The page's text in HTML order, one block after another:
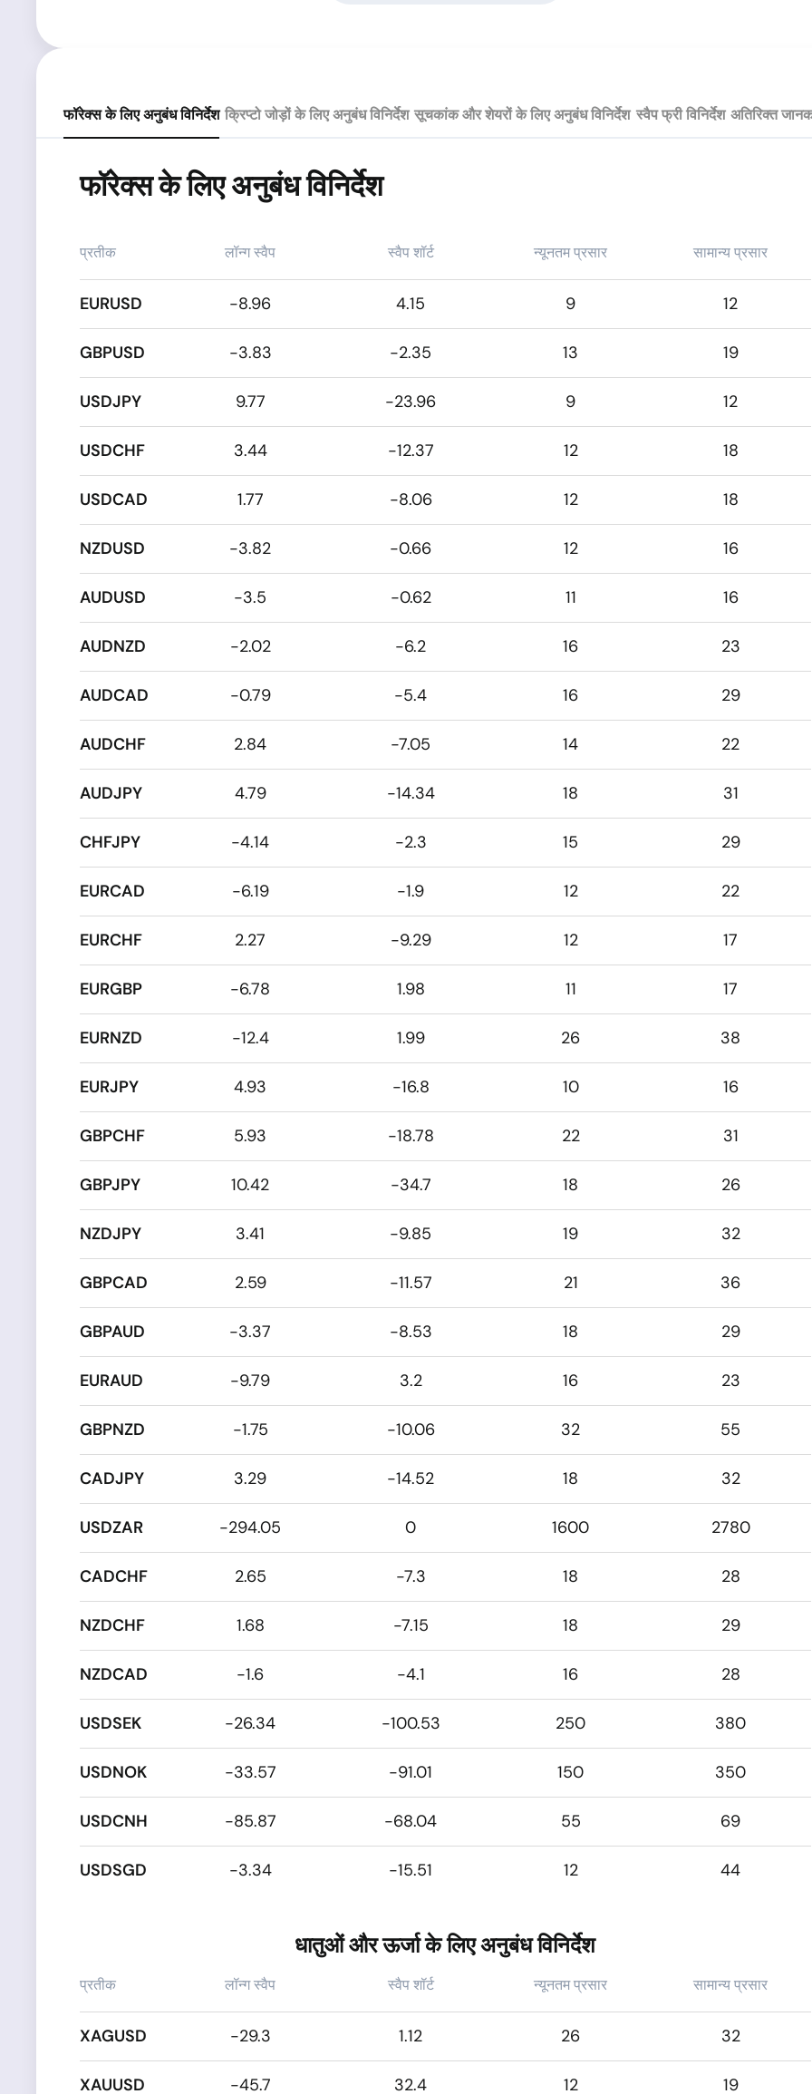
फॉरेक्स के लिए अनुबंध विनिर्देश क्रिप्टो जोड़ों के लिए अनुबंध विनिर्देश सूचकांक और शेयरों के लिए अनुबंध विनिर्देश स्वैप फ्री विनिर्देश अतिरिक्त
फॉरेक्स के लिए अनुबंध विनिर्देश
प्रतीक लॉन्ग स्वैप स्वैप शॉर्ट न्यूनतम प्रसार सामान्य प्रसार
EURUSD
GBPUSD
USDJPY
USDCHF
USDCAD
NZDUSD
AUDUSD
AUDNZD
AUDCAD
AUDCHF
AUDJPY
CHFJPY
EURCAD
EURCHF
EURGBP
EURNZD
EURJPY
GBPCHF
GBPJPY
NZDJPY
GBPCAD
GBPAUD
EURAUD
GBPNZD
CADJPY
USDZAR
CADCHF
NZDCHF
NZDCAD
USDSEK
USDNOK
USDCNH
USDSGD
-8.96 4.15 9 12
-3.83 -2.35 13 19
9.77 -23.96 9 12
3.44 -12.37 12 18
1.77 -8.06 12 18
-3.82 -0.66 12 16
-3.5 -0.62 11 16
-2.02 -6.2 16 23
-0.79 -5.4 16 29
2.84 -7.05 14 22
4.79 -14.34 18 31
-4.14 -2.3 15 29
-6.19 -1.9 12 22
2.27 -9.29 12 17
-6.78 1.98 11 17
-12.4 1.99 26 38
4.93 -16.8 10 16
5.93 -18.78 22 31
10.42 -34.7 18 26
3.41 -9.85 19 32
2.59 -11.57 21 36
-3.37 -8.53 18 29
-9.79 3.2 16 23
-1.75 -10.06 32 55
3.29 -14.52 18 32
-294.05 0 1600 2780
2.65 -7.3 18 28
1.68 -7.15 18 29
-1.6 -4.1 16 28
-26.34 -100.53 250 380
-33.57 -91.01 150 350
-85.87 -68.04 55 69
-3.34 -15.51 12 44
धातुओं और ऊर्जा के लिए अनुबंध विनिर्देश
प्रतीक लॉन्ग स्वैप स्वैप शॉर्ट न्यूनतम प्रसार सामान्य प्रसार
XAGUSD
XAUUSD
-29.3 1.12 26 32
-45.7 32.4 12 19